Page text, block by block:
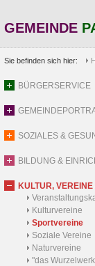
GEMEINDE
Sie befinden sich hier:
BÜRGERSERVICE
SOZIALES &
BILDUNG &
KULTUR,
Kulturvereine
Sportvereine
Soziale Vereine
Naturvereine
"das